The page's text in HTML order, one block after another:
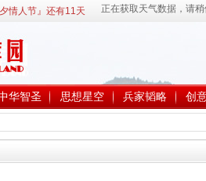
情人节』还有11天
华智圣 思想星空 兵家韬略 创